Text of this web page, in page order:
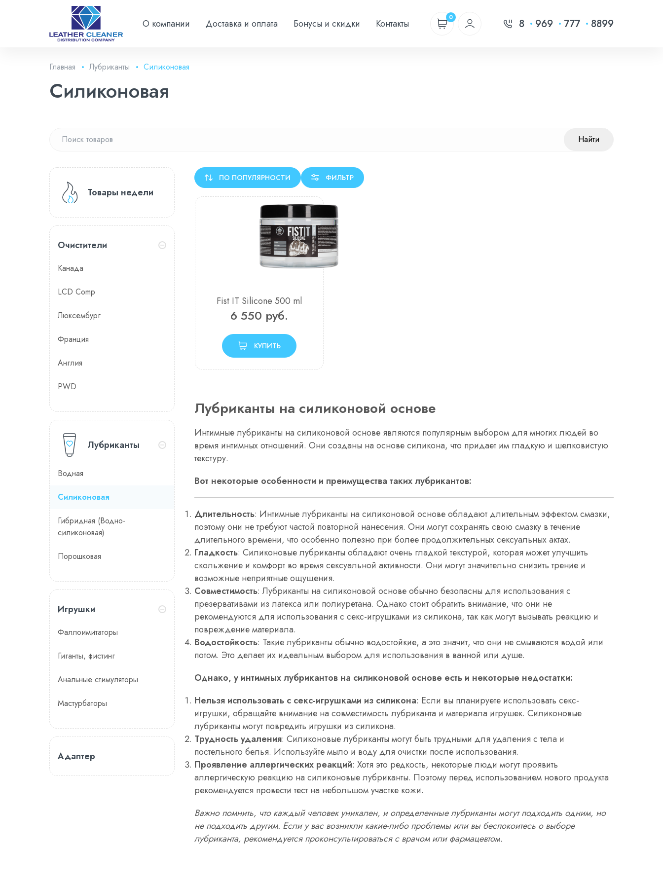
О компании Доставка и оплата Бонусы и скидки Контакты 0 8 969 777 8899
Главная Лубриканты Силиконовая
Силиконовая
Товары недели
Очистители
Канада
LCD Comp
Люксембург
Франция
Англия
PWD
Лубриканты
Водная
Силиконовая
Гибридная (Водно-
силиконовая)
Порошковая
Игрушки
Фаллоимитаторы
Гиганты, фистинг
Анальные стимуляторы
Мастурбаторы
Адаптер
ПО ПОПУЛЯРНОСТИ ФИЛЬТР
Fist IT Silicone 500 ml
6 550 руб.
КУПИТЬ
Лубриканты на силиконовой основе
Интимные лубриканты на силиконовой основе являются популярным выбором для многих людей во
время интимных отношений. Они созданы на основе силикона, что придает им гладкую и шелковистую
текстуру.
Вот некоторые особенности и преимущества таких лубрикантов:
Длительность: Интимные лубриканты на силиконовой основе обладают длительным эффектом смазки,
поэтому они не требуют частой повторной нанесения. Они могут сохранять свою смазку в течение
длительного времени, что особенно полезно при более продолжительных сексуальных актах.
Гладкость: Силиконовые лубриканты обладают очень гладкой текстурой, которая может улучшить
скольжение и комфорт во время сексуальной активности. Они могут значительно снизить трение и
возможные неприятные ощущения.
Совместимость: Лубриканты на силиконовой основе обычно безопасны для использования с
презервативами из латекса или полиуретана. Однако стоит обратить внимание, что они не
рекомендуются для использования с секс-игрушками из силикона, так как могут вызывать реакцию и
повреждение материала.
Водостойкость: Такие лубриканты обычно водостойкие, а это значит, что они не смываются водой или
потом. Это делает их идеальным выбором для использования в ванной или душе.
Однако, у интимных лубрикантов на силиконовой основе есть и некоторые недостатки:
Нельзя использовать с секс-игрушками из силикона: Если вы планируете использовать секс-
игрушки, обращайте внимание на совместимость лубриканта и материала игрушек. Силиконовые
лубриканты могут повредить игрушки из силикона.
Трудность удаления: Силиконовые лубриканты могут быть трудными для удаления с тела и
постельного белья. Используйте мыло и воду для очистки после использования.
Проявление аллергических реакций: Хотя это редкость, некоторые люди могут проявить
аллергическую реакцию на силиконовые лубриканты. Поэтому перед использованием нового продукта
рекомендуется провести тест на небольшом участке кожи.
Важно помнить, что каждый человек уникален, и определенные лубриканты могут подходить одним, но
не подходить другим. Если у вас возникли какие-либо проблемы или вы беспокоитесь о выборе
лубриканта, рекомендуется проконсультироваться с врачом или фармацевтом.